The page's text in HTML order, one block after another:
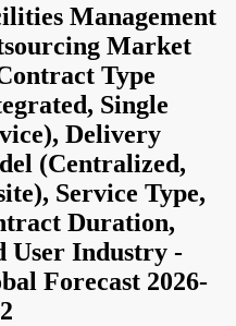
Management
Market
Type
Single
Delivery
(Centralized,
Service Type,
Duration,
User Industry -
Forecast 2026-